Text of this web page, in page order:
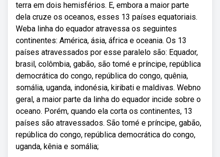
terra em dois hemisférios. E, embora a maior parte
dela cruze os oceanos, esses 13 países equatoriais.
Weba linha do equador atravessa os seguintes
continentes: América, ásia, áfrica e oceania. Os 13
países atravessados por esse paralelo são: Equador,
brasil, colômbia, gabão, são tomé e príncipe, república
democrática do congo, república do congo, quênia,
somália, uganda, indonésia, kiribati e maldivas. Webno
geral, a maior parte da linha do equador incide sobre o
oceano. Porém, quando ela corta os continentes, 13
países são atravessados. São tomé e príncipe, gabão,
república do congo, república democrática do congo,
uganda, kênia e somália;